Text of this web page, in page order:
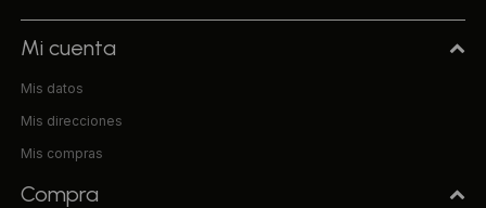
Mi cuenta
Mis datos
Mis direcciones
Mis compras
Compra